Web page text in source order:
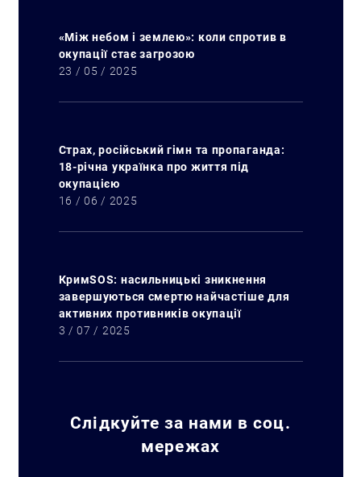
«Між небом і землею»: коли спротив в
окупації стає загрозою
23 / 05 / 2025
Страх, російський гімн та пропаганда:
18-річна українка про життя під
окупацією
16 / 06 / 2025
КримSOS: насильницькі зникнення
завершуються смертю найчастіше для
активних противників окупації
3 / 07 / 2025
Слідкуйте за нами в соц.
мережах